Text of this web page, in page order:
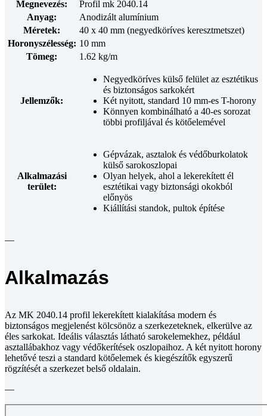
Megnevezés:
Profil mk 2040.14
Anyag:
Anodizált alumínium
Méretek:
40 x 40 mm (negyedköríves keresztmetszet)
Horonyszélesség: 10 mm
Tömeg:
1.62 kg/m
Jellemzők:
Negyedköríves külső felület az esztétikus
és biztonságos sarkokért
Két nyitott, standard 10 mm-es T-horony
Könnyen kombinálható a 40-es sorozat
többi profiljával és kötőelemével
Alkalmazási
terület:
Gépvázak, asztalok és védőburkolatok
külső sarokoszlopai
Olyan helyek, ahol a lekerekített él
esztétikai vagy biztonsági okokból
előnyös
Kiállítási standok, pultok építése
—
Alkalmazás
Az MK 2040.14 profil lekerekített kialakítása modern és
biztonságos megjelenést kölcsönöz a szerkezeteknek, elkerülve az
éles sarkokat. Ideális választás látható sarokelemekhez, például
asztallábakhoz vagy védőkerítések oszlopaihoz. A két nyitott horony
lehetővé teszi a standard kötőelemek és kiegészítők egyszerű
rögzítését a szerkezet belső oldalain.
—